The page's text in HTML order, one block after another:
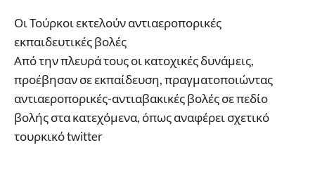
Οι Τούρκοι εκτελούν αντιαεροπορικές
εκπαιδευτικές βολές
Από την πλευρά τους οι κατοχικές δυνάμεις,
προέβησαν σε εκπαίδευση, πραγματοποιώντας
αντιαεροπορικές-αντιαβακικές βολές σε πεδίο
βολής στα κατεχόμενα, όπως αναφέρει σχετικό
τουρκικό twitter